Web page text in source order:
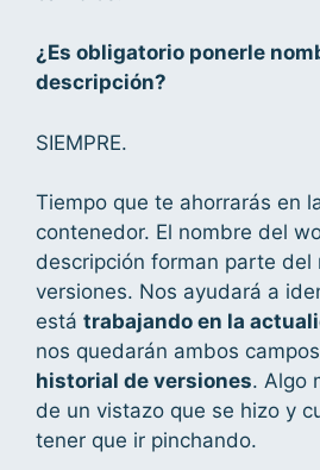
¿Es obligatorio ponerle
descripción?
SIEMPRE.
Tiempo que te ahorrarás en
contenedor. El nombre del
descripción forman parte del
versiones. Nos ayudará a
está trabajando en la
nos quedarán ambos
historial de versiones. Algo
de un vistazo que se hizo y
tener que ir pinchando.